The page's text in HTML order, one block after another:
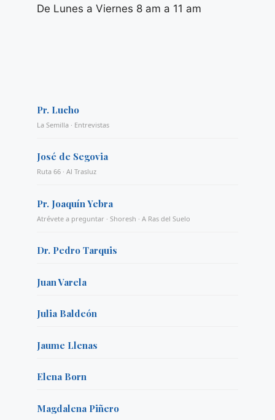
De Lunes a Viernes 8 am a 11 am
Pr. Lucho
La Semilla · Entrevistas
José de Segovia
Ruta 66 · Al Trasluz
Pr. Joaquín Yebra
Atrévete a preguntar · Shoresh · A Ras del Suelo
Dr. Pedro Tarquis
Juan Varela
Julia Baldeón
Jaume Llenas
Elena Born
Magdalena Piñero